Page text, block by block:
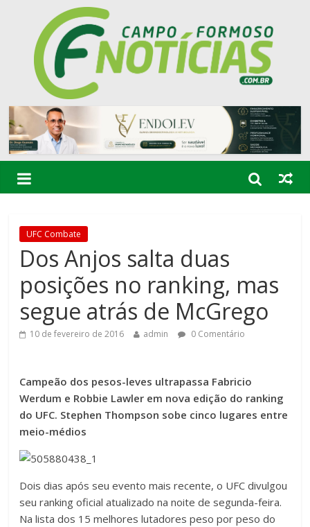
UFC Combate
Dos Anjos salta duas
posições no ranking, mas
segue atrás de McGrego
10 de fevereiro de 2016 admin 0 Comentário
Campeão dos pesos-leves ultrapassa Fabricio
Werdum e Robbie Lawler em nova edição do ranking
do UFC. Stephen Thompson sobe cinco lugares entre
meio-médios
Dois dias após seu evento mais recente, o UFC divulgou
seu ranking oficial atualizado na noite de segunda-feira.
Na lista dos 15 melhores lutadores peso por peso do